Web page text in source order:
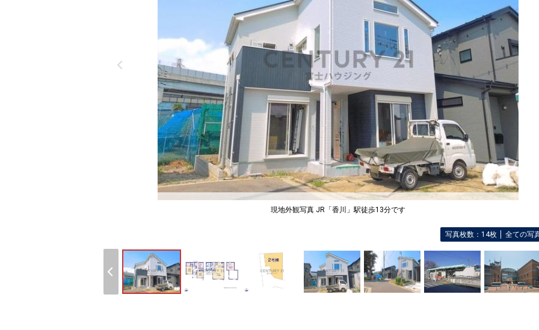
現地外観写真 JR「香川」駅徒歩13分です
写真枚数：14枚 全ての写